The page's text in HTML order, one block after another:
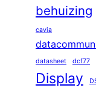
behuizing
cavia
datasheet dcf77
Display